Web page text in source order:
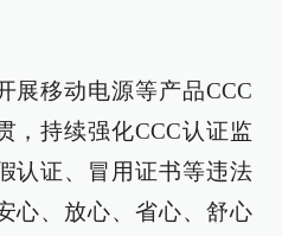
展移动电源等产品CCC
，持续强化CCC认证监
认证、冒用证书等违法
心、放心、省心、舒心